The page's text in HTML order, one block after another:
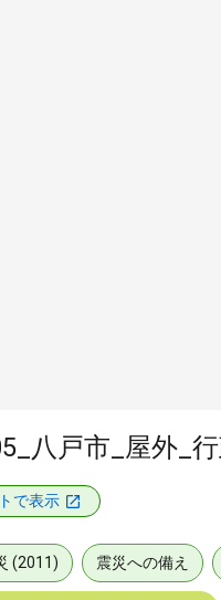
八戸市_屋外_
で表示
(2011) 震災への備え